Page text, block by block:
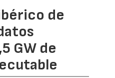
de
GW de